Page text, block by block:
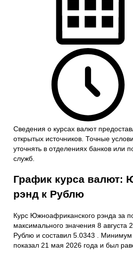
Сведения о курсах валют
открытых источников. Точные
уточнять в отделениях банков или
служб.
График курса валют:
рэнд к Рублю
Курс Южноафриканского рэнда за
максимального значения 8
Рублю и составил 5.0343 .
показал 21 мая 2026 года и был